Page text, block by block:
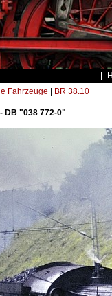
Fahrzeuge BR 38.10
DB "038 772-0"